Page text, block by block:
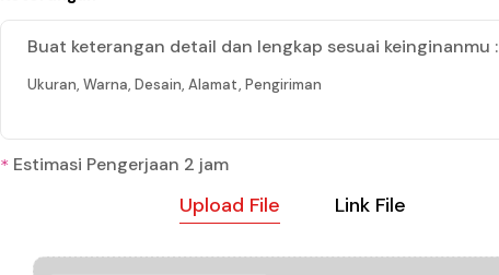
Buat keterangan detail dan lengkap sesuai keinginanmu :
Ukuran, Warna, Desain, Alamat, Pengiriman
* Estimasi Pengerjaan 2 jam
Upload File Link File